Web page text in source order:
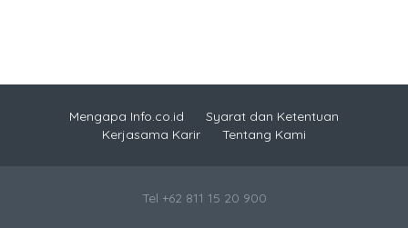
Mengapa Info.co.id
Syarat dan Ketentuan
Kerjasama Karir
Tentang Kami
Tel +62 811 15 20 900